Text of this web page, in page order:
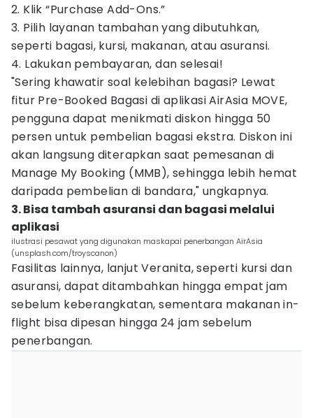
2. Klik “Purchase Add-Ons.”
3. Pilih layanan tambahan yang dibutuhkan,
seperti bagasi, kursi, makanan, atau asuransi.
4. Lakukan pembayaran, dan selesai!
"Sering khawatir soal kelebihan bagasi? Lewat
fitur Pre-Booked Bagasi di aplikasi AirAsia MOVE,
pengguna dapat menikmati diskon hingga 50
persen untuk pembelian bagasi ekstra. Diskon ini
akan langsung diterapkan saat pemesanan di
Manage My Booking (MMB), sehingga lebih hemat
daripada pembelian di bandara," ungkapnya.
3. Bisa tambah asuransi dan bagasi melalui
aplikasi
ilustrasi pesawat yang digunakan maskapai penerbangan AirAsia
(unsplash.com/troyscanon)
Fasilitas lainnya, lanjut Veranita, seperti kursi dan
asuransi, dapat ditambahkan hingga empat jam
sebelum keberangkatan, sementara makanan in-
flight bisa dipesan hingga 24 jam sebelum
penerbangan.